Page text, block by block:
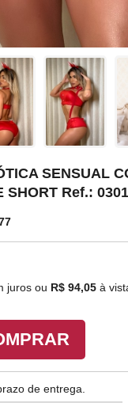
SENSUAL
SHORT Ref.:
juros ou R$ 94,05 à
de entrega.